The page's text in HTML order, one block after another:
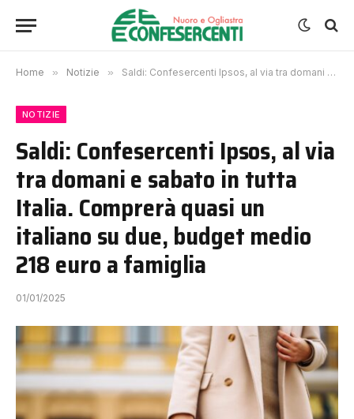
Home » Notizie » Saldi: Confesercenti Ipsos, al via tra domani e sabato in tutta Italia. Comprerà quasi un italiano su due, budget medio 218 euro a famiglia
NOTIZIE
Saldi: Confesercenti Ipsos, al via
tra domani e sabato in tutta
Italia. Comprerà quasi un
italiano su due, budget medio
218 euro a famiglia
01/01/2025